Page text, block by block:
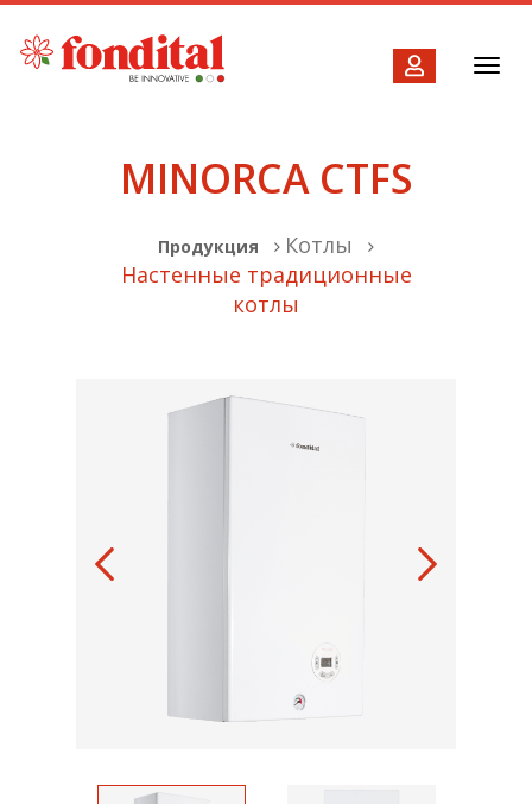
MINORCA CTFS
Продукция
Котлы
Настенные традиционные
котлы